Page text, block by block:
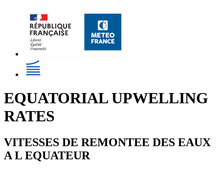
EQUATORIAL UPWELLING
RATES
VITESSES DE REMONTEE DES EAUX
A L EQUATEUR